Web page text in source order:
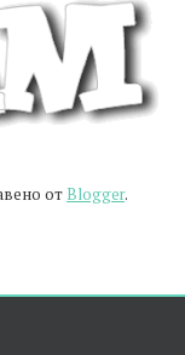
от Blogger.